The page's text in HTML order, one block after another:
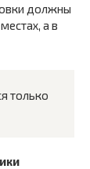
должны
а в
только